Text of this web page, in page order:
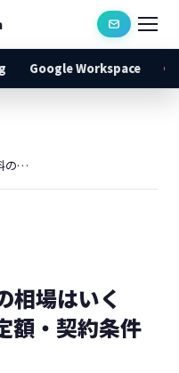
Google Workspace
キャラクター使用料の相場はいくら？ロイヤリティ・定額・契約条件の目安
相場はいく
額・契約条件